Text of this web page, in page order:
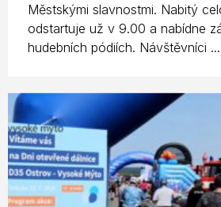
Městskými slavnostmi. Nabitý
odstartuje už v 9.00 a nabídne
hudebních pódiích. Návštěvníci ...